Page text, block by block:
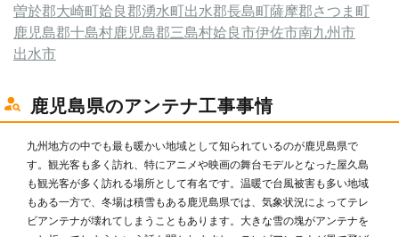
曽於郡大崎町姶良郡湧水町出水郡長島町薩摩郡さつま町
鹿児島郡十島村鹿児島郡三島村姶良市伊佐市南九州市
出水市
鹿児島県のアンテナ工事事情
九州地方の中でも最も暖かい地域として知られているのが鹿児島県で
す。観光客も多く訪れ、特にアニメや映画の舞台モデルとなった屋久島
も観光客が多く訪れる場所として有名です。温暖で台風被害も多い地域
もある一方で、冬場は積雪もある鹿児島県では、気象状況によってテレ
ビアンテナが壊れてしまうこともあります。大きな雪の塊がアンテナを